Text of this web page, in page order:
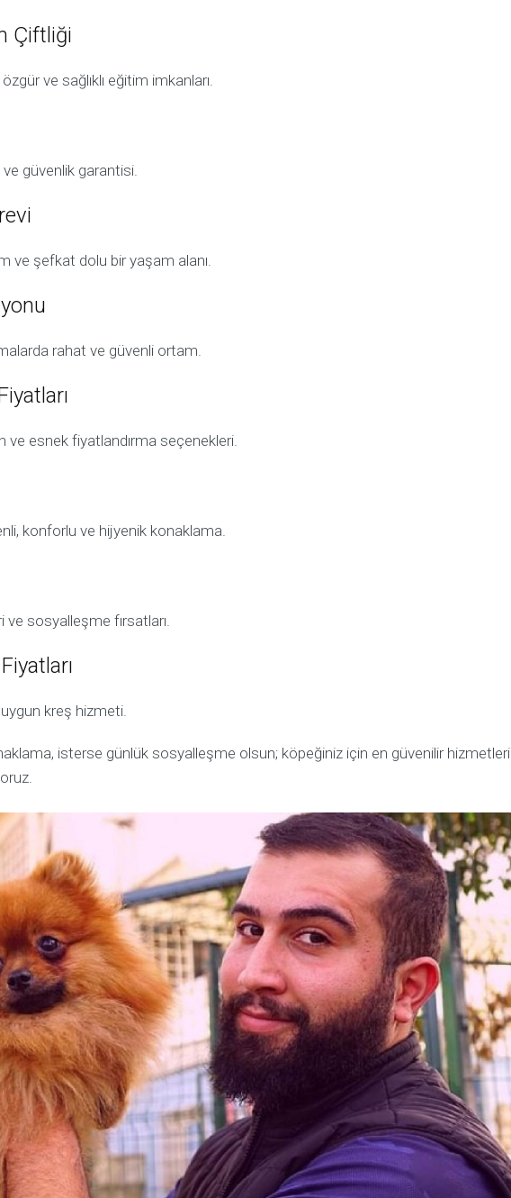
Çiftliği
ve sağlıklı eğitim imkanları.
güvenlik garantisi.
ve şefkat dolu bir yaşam alanı.
rahat ve güvenli ortam.
ve esnek fiyatlandırma seçenekleri.
konforlu ve hijyenik konaklama.
sosyalleşme fırsatları.
kreş hizmeti.
isterse günlük sosyalleşme olsun; köpeğiniz için en güvenilir hizmetleri